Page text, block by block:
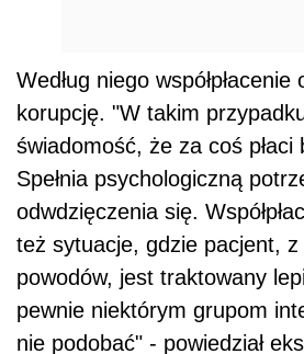
Według niego
korupcję. "W takim
świadomość, że za coś płaci
Spełnia psychologiczną
odwdzięczenia się.
też sytuacje, gdzie pacjent, z
powodów, jest traktowany
pewnie niektórym grupom
nie podobać" - powiedział